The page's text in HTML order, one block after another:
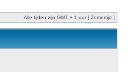
Alle tijden zijn GMT + 1 uur [ Zomertijd ]